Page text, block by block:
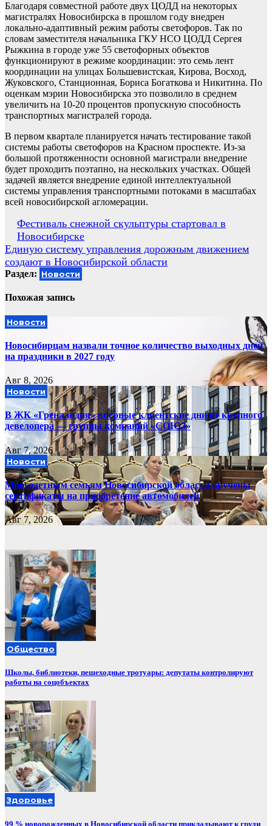
Благодаря совместной работе двух ЦОДД на некоторых
магистралях Новосибирска в прошлом году внедрен
локально-адаптивный режим работы светофоров. Так по
словам заместителя начальника ГКУ НСО ЦОДД Сергея
Рыжкина в городе уже 55 светофорных объектов
функционируют в режиме координации: это семь лент
координации на улицах Большевистская, Кирова, Восход,
Жуковского, Станционная, Бориса Богаткова и Никитина. По
оценкам мэрии Новосибирска это позволило в среднем
увеличить на 10-20 процентов пропускную способность
транспортных магистралей города.
В первом квартале планируется начать тестирование такой
системы работы светофоров на Красном проспекте. Из-за
большой протяженности основной магистрали внедрение
будет проходить поэтапно, на нескольких участках. Общей
задачей является внедрение единой интеллектуальной
системы управления транспортными потоками в масштабах
всей новосибирской агломерации.
Навигация
по
записям
Фестиваль снежной скульптуры стартовал в
Новосибирске
Единую систему управления дорожным движением
создают в Новосибирской области
Раздел: Новости
Похожая запись
Новости
Новосибирцам назвали точное количество выходных дней
на праздники в 2027 году
Авг 8, 2026
Новости
В ЖК «Гренландия» впервые клиентские дни от крупного
девелопера — группы компаний «СОЮЗ»
Авг 7, 2026
Новости
Многодетным семьям Новосибирской области вручены
сертификаты на приобретение автомобилей
Авг 7, 2026
Общество
Школы, библиотеки, пешеходные тротуары: депутаты контролируют
работы на соцобъектах
Здоровье
99 % новорожденных в Новосибирской области прикладывают к груди